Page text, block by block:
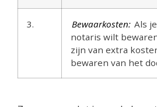
3. Bewaarkosten: Als
notaris wilt
zijn van extra
bewaren van het